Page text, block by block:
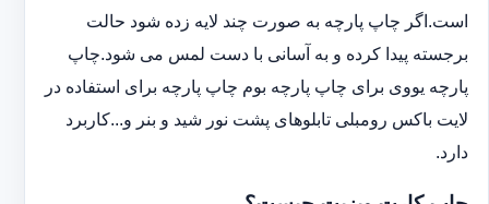
است.اگر چاپ پارچه به صورت چند لایه زده شود حالت
برجسته پیدا کرده و به آسانی با دست لمس می شود.چاپ
پارچه یووی برای چاپ پارچه بوم چاپ پارچه برای استفاده در
لایت باکس رومبلی تابلوهای پشت نور شید و بنر و...کاربرد
دارد.